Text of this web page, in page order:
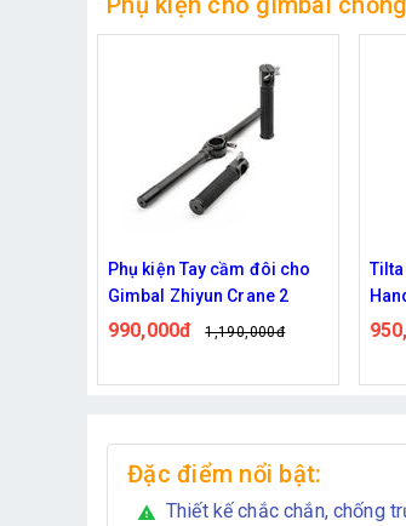
Phụ kiện Tay cầm đôi cho
Gimbal Zhiyun Crane 2
990,000đ 1,190,000đ
Đặc điểm nổi bật:
warning Thiết kế chắc chắn, chống